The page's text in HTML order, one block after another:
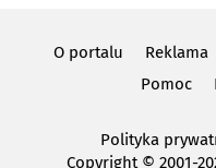
O portalu Reklama
Pomoc
Polityka
Copyright© 2001-